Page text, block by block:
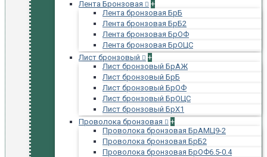
Лента Бронзовая
+
Лента бронзовая БрБ
Лента бронзовая БрБ2
Лента бронзовая БрОФ
Лента бронзовая БрОЦС
Лист бронзовый
+
Лист бронзовый БрАЖ
Лист бронзовый БрБ
Лист бронзовый БрОФ
Лист бронзовый БрОЦС
Лист бронзовый БрХ1
Проволока бронзовая
+
Проволока бронзовая БрАМЦ9-2
Проволока бронзовая БрБ2
Проволока бронзовая БрОФ6.5-0.4